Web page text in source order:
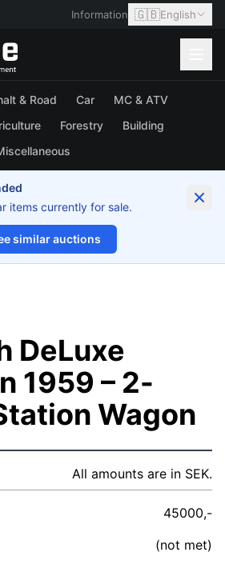
Information 🇬🇧English
& Road Car
MC & ATV
Forestry
Building
items currently for sale.
similar auctions
1/81
DeLuxe
1959 – 2-
Wagon
All amounts are in SEK.
45000,-
(not met)